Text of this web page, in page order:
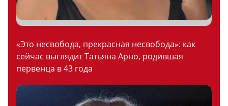
«Это несвобода, прекрасная несвобода»: как
сейчас выглядит Татьяна Арно, родившая
первенца в 43 года